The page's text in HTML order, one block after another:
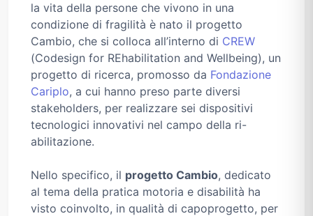
la vita della persone che vivono in una
condizione di fragilità è nato il progetto
Cambio, che si colloca all’interno di CREW
(Codesign for REhabilitation and Wellbeing), un
progetto di ricerca, promosso da Fondazione
Cariplo, a cui hanno preso parte diversi
stakeholders, per realizzare sei dispositivi
tecnologici innovativi nel campo della ri-
abilitazione.
Nello specifico, il progetto Cambio, dedicato
al tema della pratica motoria e disabilità ha
visto coinvolto, in qualità di capoprogetto, per